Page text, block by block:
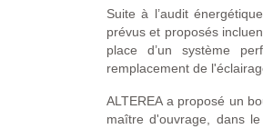
Suite à l’audit
prévus et proposés
place d’un système
remplacement de
ALTEREA a proposé un
maître d'ouvrage, dans